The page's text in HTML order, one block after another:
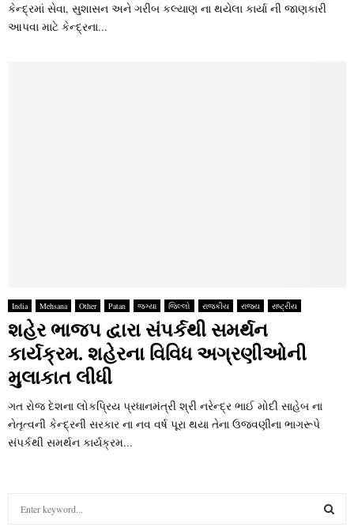
કેન્દ્રમાં સેવા, સુશાસન અને ગરીબ કલ્યાણ ના થયેલા કાર્યા ની જાણકારી
આપવા માટે કેન્દ્રના...
India Mehsana Other Patan જગ્યા જિલ્લો રાજકીય રાજ્ય રાષ્ટ્રીય
શહેર ભાજપ દ્વારા સંપર્કથી સમર્થન
કાર્યક્રમ. શહેરના વિવિધ અગ્રણીઓની
મુલાકાત લીધી
ગત રોજ દેશના લોકપ્રિય પ્રધાનમંત્રી શ્રી નરેન્દ્ર ભાઈ મોદી સાહેબ ના
નેતૃત્વની કેન્દ્રની સરકાર ના નવ વર્ષ પૂરા થયા તેના ઉજવણીના ભાગરૂપે
સંપર્કથી સમર્થન કાર્યક્રમ...